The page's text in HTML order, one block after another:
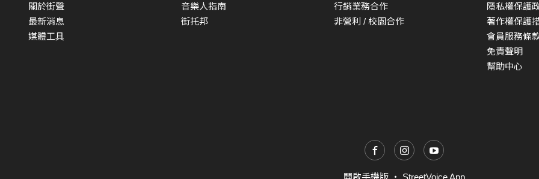
關於街聲
最新消息
媒體工具
音樂人指南
街托邦
行銷業務合作
非營利 / 校園合作
隱私權保護
著作權保護
會員服務條
免責聲明
幫助中心
開啟手機版 ・ StreetVoice App